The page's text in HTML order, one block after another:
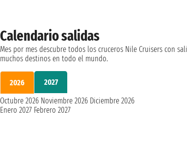
Calendario salidas
Mes por mes descubre todos los cruceros Nile Cruisers con
muchos destinos en todo el mundo.
2026
2027
Octubre 2026 Noviembre 2026 Diciembre 2026
Enero 2027 Febrero 2027